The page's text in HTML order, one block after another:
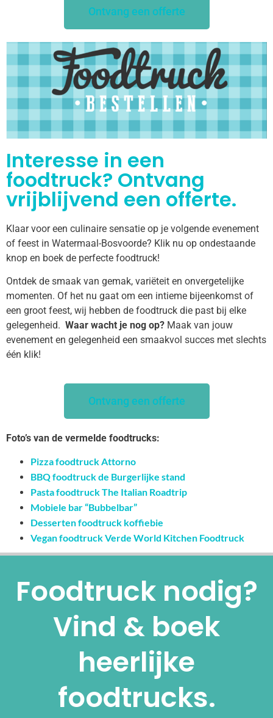
Ontvang een offerte
Interesse in een
foodtruck? Ontvang
vrijblijvend een offerte.
Klaar voor een culinaire sensatie op je volgende evenement
of feest in Watermaal-Bosvoorde? Klik nu op ondestaande
knop en boek de perfecte foodtruck!
Ontdek de smaak van gemak, variëteit en onvergetelijke
momenten. Of het nu gaat om een intieme bijeenkomst of
een groot feest, wij hebben de foodtruck die past bij elke
gelegenheid. Waar wacht je nog op? Maak van jouw
evenement en gelegenheid een smaakvol succes met slechts
één klik!
Ontvang een offerte
Foto’s van de vermelde foodtrucks:
Pizza foodtruck Attorno
BBQ foodtruck de Burgerlijke stand
Pasta foodtruck The Italian Roadtrip
Mobiele bar “Bubbelbar”
Desserten foodtruck koffiebie
Vegan foodtruck Verde World Kitchen Foodtruck
Foodtruck nodig?
Vind & boek
heerlijke
foodtrucks.